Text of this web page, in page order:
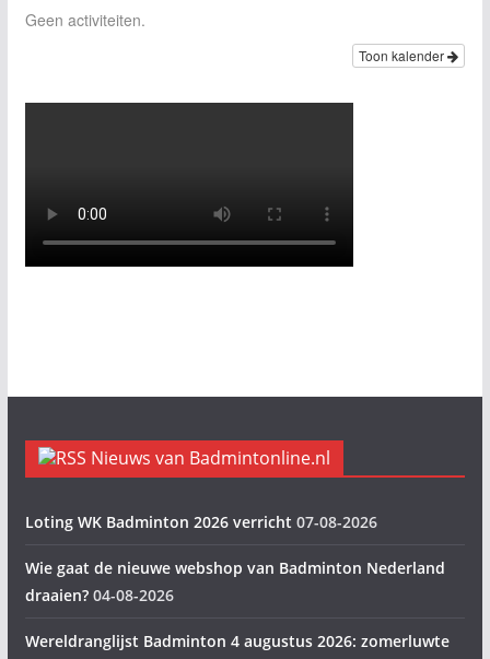
Geen activiteiten.
Toon kalender
Nieuws van Badmintonline.nl
Loting WK Badminton 2026 verricht 07-08-2026
Wie gaat de nieuwe webshop van Badminton Nederland
draaien? 04-08-2026
Wereldranglijst Badminton 4 augustus 2026: zomerluwte